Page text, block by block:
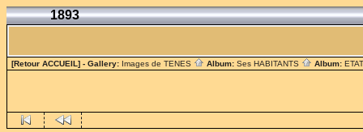
1893
[Retour ACCUEIL] - Gallery: Images de TENES Album: Ses HABITANTS Album: